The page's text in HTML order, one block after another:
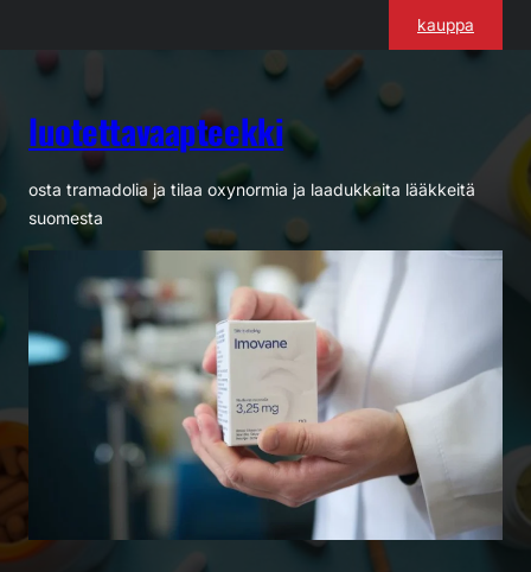
kauppa
luotettavaapteekki
osta tramadolia ja tilaa oxynormia ja laadukkaita lääkkeitä
suomesta